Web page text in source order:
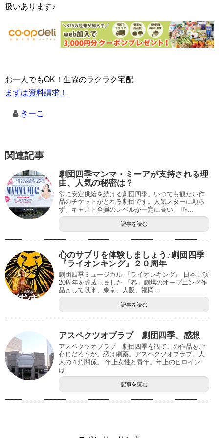
扱いあります♪
お一人でもOK！生協のラクラク宅配
まずは資料請求！
きーこ
関連記事
劇団四季マンマ・ミーアが支持される理
由、人気の秘密は？
常に安定供給を続ける劇団四季。いつでも観たい作
品のチケットがとれる劇団です。人気スターに頼ら
ず、キャスト全員のレベルが一定に高い。 昨...
記事を読む
心のサプリを体験しましょう♪劇団四季
『ライオンキング』２０周年
劇団四季ミュージカル 『ライオンキング』 日本上演
20周年を達成しました 「春」劇場のオープニング作
品として以来、東京、大阪、福岡...
記事を読む
アスペクツオブラブ 劇団四季、感想
アスペクツオブラブ 劇団四季を観てこの作品をご
存じだろうか。恋は劇薬。アスペクツオブラブ。大
人の４角関係。 年上女性と青年。年上のヒロイン
は...
記事を読む